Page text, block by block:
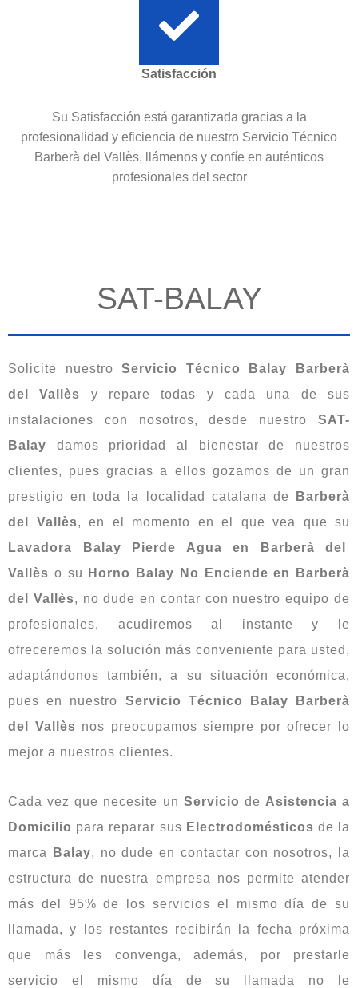
Satisfacción
Su Satisfacción está garantizada gracias a la
profesionalidad y eficiencia de nuestro Servicio Técnico
Barberà del Vallès, llámenos y confíe en auténticos
profesionales del sector
SAT-BALAY
Solicite nuestroServicio Técnico Balay Barberà
del Vallès y repare todas y cada una de sus
instalaciones con nosotros, desde nuestro SAT-
Balay damos prioridad al bienestar de nuestros
clientes, pues gracias a ellos gozamos de un gran
prestigio en toda la localidad catalana de
Barberà
del Vallès, en el momento en el que vea que su
Lavadora Balay Pierde Agua en Barberà del
Vallès o su
Horno Balay No Enciende en Barberà
del Vallès, no dude en contar con nuestro equipo de
profesionales, acudiremos al instante y le
ofreceremos la solución más conveniente para usted,
adaptándonos también, a su situación económica,
pues en nuestro Servicio Técnico Balay Barberà
del Vallès nos preocupamos siempre por ofrecer lo
mejor a nuestros clientes.
Cada vez que necesite un Servicio de Asistencia a
Domicilio para reparar sus Electrodomésticos de la
marca
Balay, no dude en contactar con nosotros, la
estructura de nuestra empresa nos permite atender
más del 95% de los servicios el mismo día de su
llamada, y los restantes recibirán la fecha próxima
que más les convenga, además, por prestarle
servicio el mismo día de su llamada no le